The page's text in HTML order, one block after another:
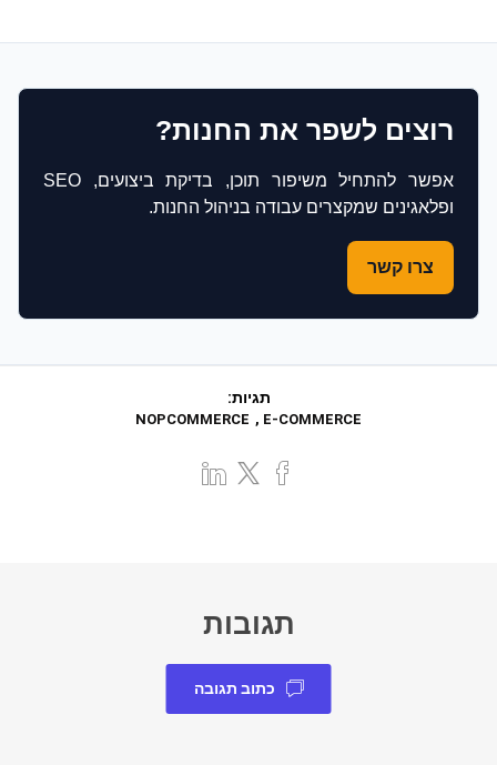
רוצים לשפר את החנות?
אפשר להתחיל משיפור תוכן, בדיקת ביצועים, SEO
ופלאגינים שמקצרים עבודה בניהול החנות.
צרו קשר
תגיות:
E-COMMERCE
,
NOPCOMMERCE
תגובות
כתוב תגובה